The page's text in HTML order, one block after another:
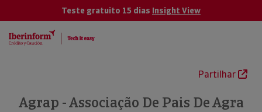
Teste gratuito 15 dias Insight View
Partilhar
Agrap - Associação De Pais De Agra